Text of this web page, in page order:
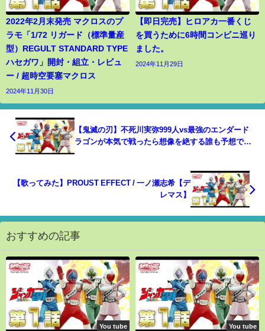
2022年2月末発売 マクロスのプ
ラモ「1/72 リガード（標準量産
型）REGULT STANDARD TYPE
ハセガワ」開封・組立・レビュ
ー / 超時空要塞マクロス
2024年11月30日
【即日完売】ヒロアカ一番くじ
を買うために6時間コンビニ巡り
ました。
2024年11月29日
【鬼滅の刃】不死川実弥999人vs最強のエンダード
ラゴンが本気で戦ったら想像を絶する誰も予想でき
【歌ってみた】PROUST EFFECT / 一ノ瀬志希【デ
レマス】
おすすめの記事
You tube You tube